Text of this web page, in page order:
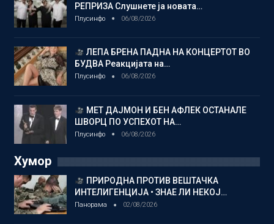
РЕПРИЗА Слушнете ја новата…
Плусинфо 06/08/2026
ЛЕПА БРЕНА ПАДНА НА КОНЦЕРТОТ ВО
БУДВА Реакцијата на…
Плусинфо 06/08/2026
МЕТ ДАЈМОН И БЕН АФЛЕК ОСТАНАЛЕ
ШВОРЦ ПО УСПЕХОТ НА…
Плусинфо 06/08/2026
Хумор
ПРИРОДНА ПРОТИВ ВЕШТАЧКА
ИНТЕЛИГЕНЦИЈА • ЗНАЕ ЛИ НЕКОЈ…
Панорама 02/08/2026